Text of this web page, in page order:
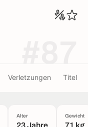
Verletzungen Titel
Alter
23 Jahre
Gewicht
71 kg